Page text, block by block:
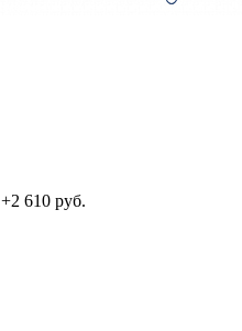
+2 610 руб.